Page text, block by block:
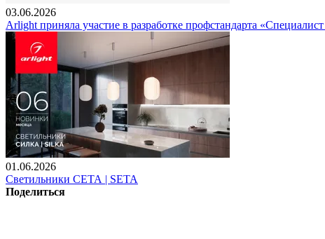
03.06.2026
Arlight приняла участие в разработке профстандарта
01.06.2026
Светильники СЕТА | SETA
Поделиться